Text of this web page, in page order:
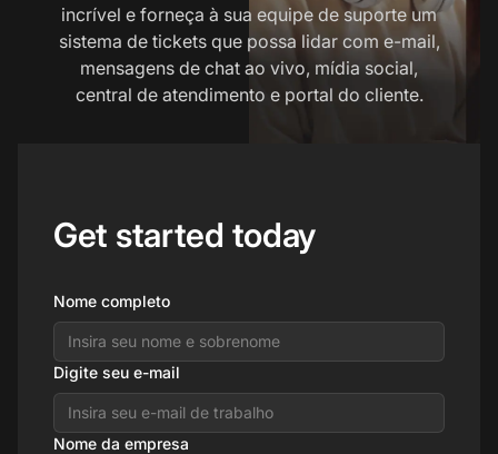
incrível e forneça à sua equipe de suporte um
sistema de tickets que possa lidar com e-mail,
mensagens de chat ao vivo, mídia social,
central de atendimento e portal do cliente.
Get started today
Nome completo
Digite seu e-mail
Nome da empresa